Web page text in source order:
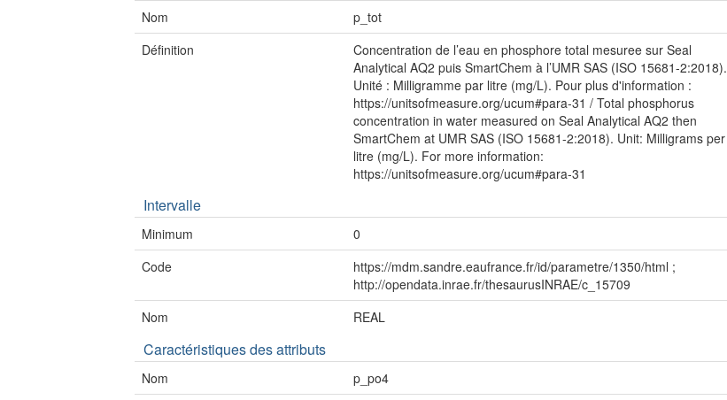
Nom
p_tot
Définition
Concentration de l’eau en phosphore total mesuree sur Seal
Analytical AQ2 puis SmartChem à l’UMR SAS (ISO 15681-2:2018).
Unité : Milligramme par litre (mg/L). Pour plus d'information :
https://unitsofmeasure.org/ucum#para-31 / Total phosphorus
concentration in water measured on Seal Analytical AQ2 then
SmartChem at UMR SAS (ISO 15681-2:2018). Unit: Milligrams per
litre (mg/L). For more information:
https://unitsofmeasure.org/ucum#para-31
Intervalle
Minimum
0
Code
https://mdm.sandre.eaufrance.fr/id/parametre/1350/html ;
http://opendata.inrae.fr/thesaurusINRAE/c_15709
Nom
REAL
Caractéristiques des attributs
Nom
p_po4